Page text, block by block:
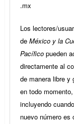
.mx
Los lectores/
de México y la
Pacífico pueden
directamente al
de manera libre y
en todo momento,
incluyendo
nuevo número es